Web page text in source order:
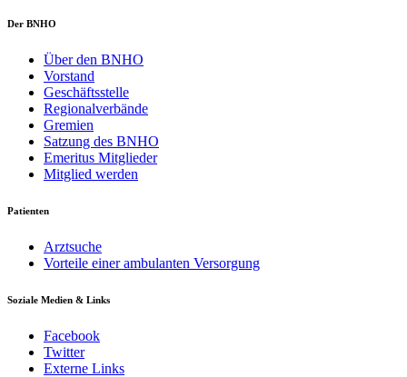
Der BNHO
Über den BNHO
Vorstand
Geschäftsstelle
Regionalverbände
Gremien
Satzung des BNHO
Emeritus Mitglieder
Mitglied werden
Patienten
Arztsuche
Vorteile einer ambulanten Versorgung
Soziale Medien & Links
Facebook
Twitter
Externe Links